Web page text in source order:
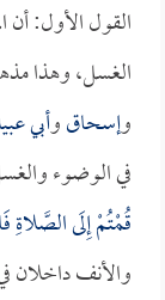
القول الأول:
الغسل، وهذا
وإسحاقوأبي
في الوضوء
قُمْتُمْ إِلَى
والأنف داخلان